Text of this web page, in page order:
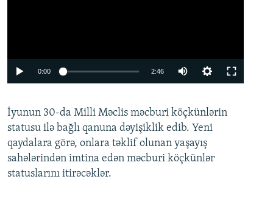
0:00 2:46
360p
480p
720p
İyunun 30-da Milli Məclis məcburi köçkünlərin
statusu ilə bağlı qanuna dəyişiklik edib. Yeni
qaydalara görə, onlara təklif olunan yaşayış
sahələrindən imtina edən məcburi köçkünlər
statuslarını itirəcəklər.